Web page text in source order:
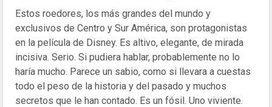
Estos roedores, los más grandes del mundo y
exclusivos de Centro y Sur América, son protagonistas
en la película de Disney. Es altivo, elegante, de mirada
incisiva. Serio. Si pudiera hablar, probablemente no lo
haría mucho. Parece un sabio, como si llevara a cuestas
todo el peso de la historia y del pasado y muchos
secretos que le han contado. Es un fósil. Uno viviente.